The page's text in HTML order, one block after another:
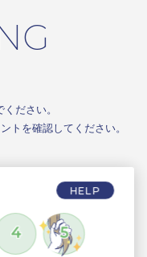
ださい。
トを確認してください。
HELP
4 5